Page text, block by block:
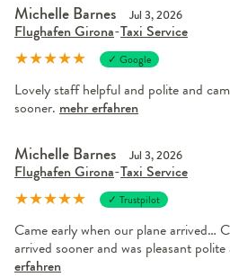
Michelle Barnes Jul 3, 2026
Flughafen Girona-Taxi Service
★★★★★ ✓ Google
Lovely staff helpful and polite and
sooner. mehr erfahren
Michelle Barnes Jul 3, 2026
Flughafen Girona-Taxi Service
★★★★★ ✓ Trustpilot
Came early when our plane arrived…
arrived sooner and was pleasant
erfahren